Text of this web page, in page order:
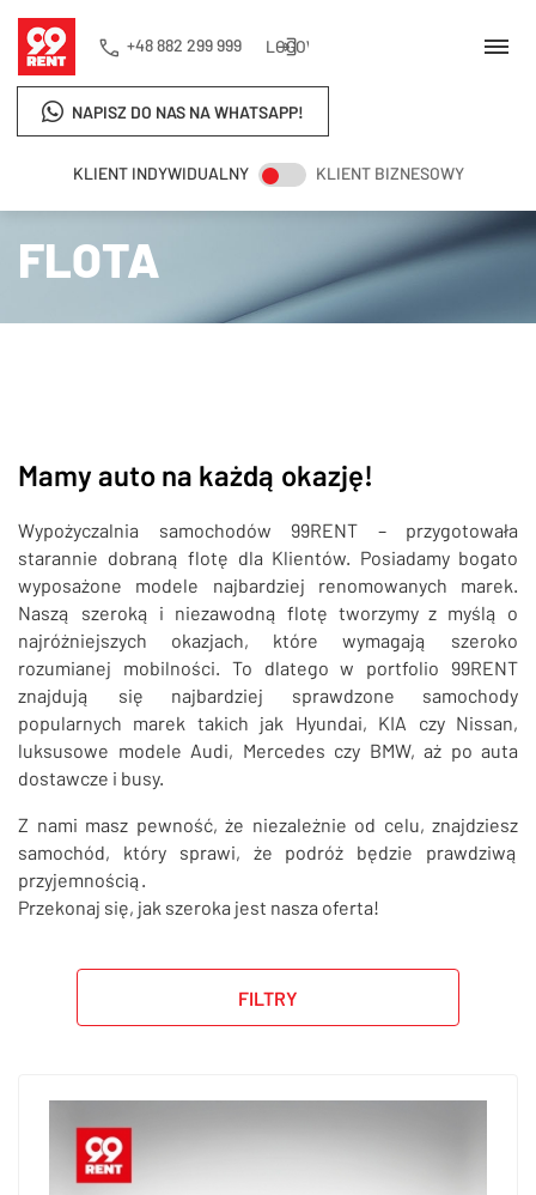
KLIENT INDYWIDUALNY KLIENT BIZNESOWY
NAPISZ DO NAS NA WHATSAPP!
+48 882 299 999 LOGOWANIE
SZUKAJ
Strona główna Flota
FLOTA
Mamy auto na każdą okazję!
Wypożyczalnia samochodów 99RENT – przygotowała
starannie dobraną flotę dla Klientów. Posiadamy bogato
wyposażone modele najbardziej renomowanych marek.
Naszą szeroką i niezawodną flotę tworzymy z myślą o
najróżniejszych okazjach, które wymagają szeroko
rozumianej mobilności. To dlatego w portfolio 99RENT
znajdują się najbardziej sprawdzone samochody
popularnych marek takich jak Hyundai, KIA czy Nissan,
luksusowe modele Audi, Mercedes czy BMW, aż po auta
dostawcze i busy.
Z nami masz pewność, że niezależnie od celu, znajdziesz
samochód, który sprawi, że podróż będzie prawdziwą
przyjemnością.
Przekonaj się, jak szeroka jest nasza oferta!
FILTRY